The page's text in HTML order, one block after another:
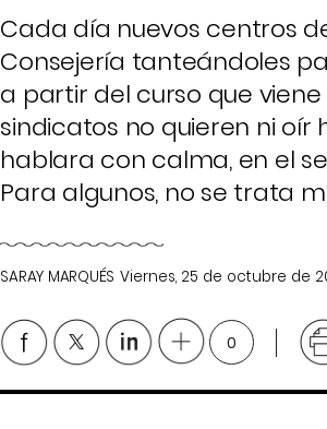
Cada día nuevos centros
Consejería tanteándoles
a partir del curso que viene
sindicatos no quieren ni oír
hablara con calma, en el
Para algunos, no se trata
SARAY MARQUÉS Viernes, 25 de octubre de
0